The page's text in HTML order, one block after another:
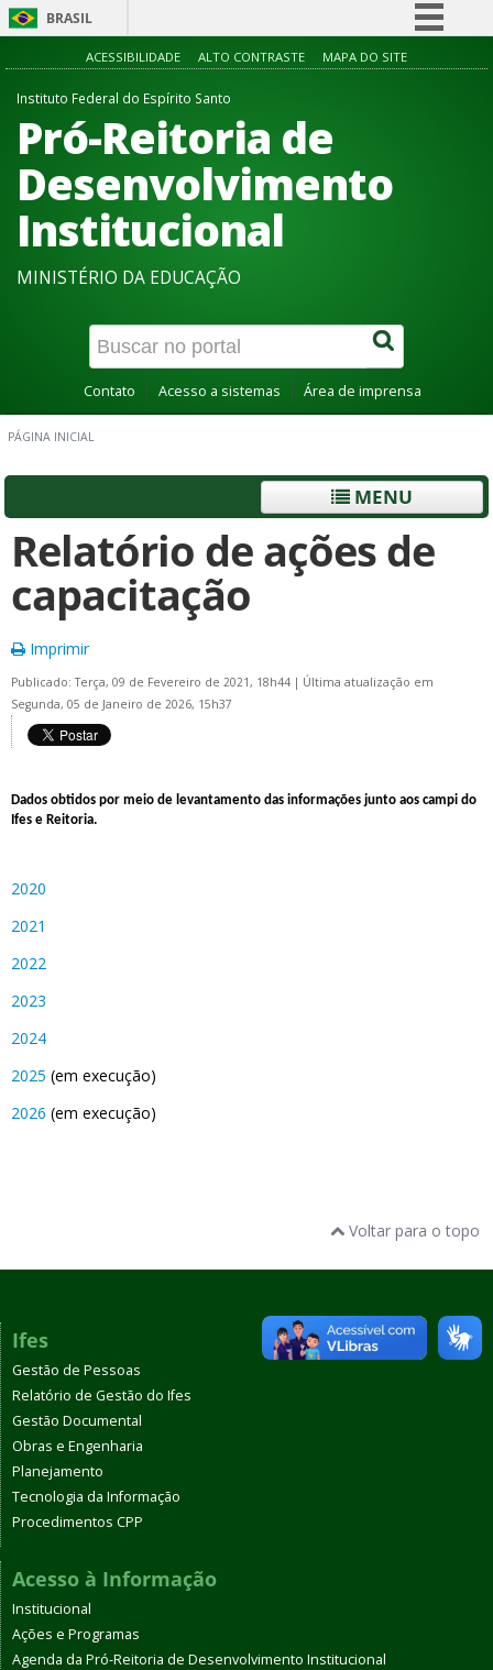
BRASIL
Simplifique!
Acesso à informação
Legislação
ACESSIBILIDADE ALTO CONTRASTE MAPA DO SITE
Instituto Federal do Espírito Santo
Pró-Reitoria de
Desenvolvimento
Institucional
MINISTÉRIO DA EDUCAÇÃO
Contato Acesso a sistemas Área de imprensa
PÁGINA INICIAL
MENU
Relatório de ações de
capacitação
Imprimir
Publicado: Terça, 09 de Fevereiro de 2021, 18h44 | Última atualização em
Segunda, 05 de Janeiro de 2026, 15h37
Dados obtidos por meio de levantamento das informações junto aos campi do
Ifes e Reitoria.
2020
2021
2022
2023
2024
2025 (em execução)
2026 (em execução)
Voltar para o topo
Ifes
Gestão de Pessoas
Relatório de Gestão do Ifes
Gestão Documental
Obras e Engenharia
Planejamento
Tecnologia da Informação
Procedimentos CPP
Acesso à Informação
Institucional
Ações e Programas
Agenda da Pró-Reitoria de Desenvolvimento Institucional